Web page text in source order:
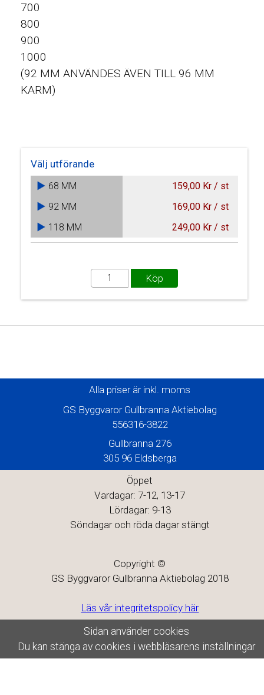
700
800
900
1000
(92 MM ANVÄNDES ÄVEN TILL 96 MM
KARM)
Välj utförande
68 MM
159,00 Kr / st
92 MM
169,00 Kr / st
118 MM
249,00 Kr / st
Alla priser är inkl. moms
GS Byggvaror Gullbranna Aktiebolag
556316-3822
Gullbranna 276
305 96 Eldsberga
Öppet
Vardagar: 7-12, 13-17
Lördagar: 9-13
Söndagar och röda dagar stängt
Copyright ©
GS Byggvaror Gullbranna Aktiebolag 2018
Läs vår integritetspolicy här
Sidan använder cookies
Du kan stänga av cookies i webbläsarens inställningar